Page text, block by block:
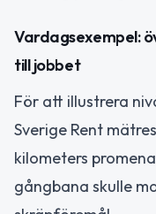
Vardagsexempel:
till jobbet
För att illustrera
Sverige Rent
kilometers
gångbana skulle